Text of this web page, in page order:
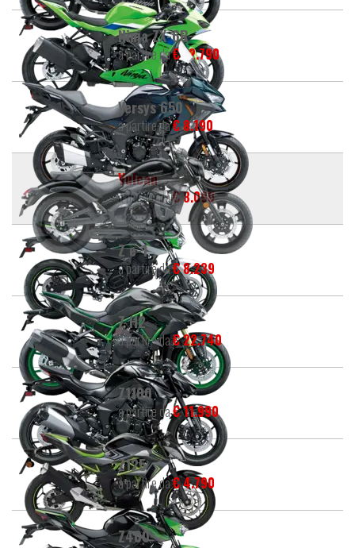
Ninja ZX-6R
a partire da€ 12.790
Versys 650
a partire da€ 8.190
Vulcan
a partire da€ 8.090
Z e-1
a partire da€ 8.239
Z H2
a partire da€ 22.740
Z1100
a partire da€ 11.990
Z125
a partire da€ 4.790
Z400